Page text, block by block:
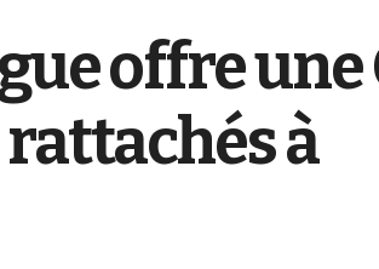
offre une
à